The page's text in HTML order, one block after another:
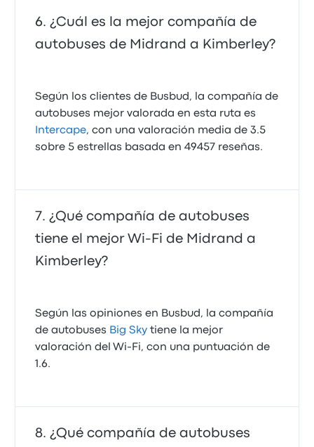
¿Cuál es la mejor compañía de
autobuses de Midrand a Kimberley?
Según los clientes de Busbud, la compañía de
autobuses mejor valorada en esta ruta es
Intercape, con una valoración media de 3.5
sobre 5 estrellas basada en 49457 reseñas.
¿Qué compañía de autobuses
tiene el mejor Wi-Fi de Midrand a
Kimberley?
Según las opiniones en Busbud, la compañía
de autobuses Big Sky tiene la mejor
valoración del Wi-Fi, con una puntuación de
1.6.
¿Qué compañía de autobuses